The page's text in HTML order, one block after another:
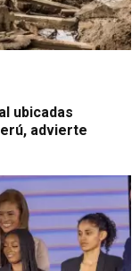
ubicadas
advierte